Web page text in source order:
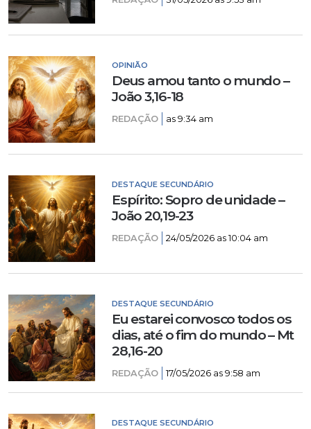
OPINIÃO
Deus amou tanto o mundo –
João 3,16-18
REDAÇÃO as 9:34 am
DESTAQUE SECUNDÁRIO
Espírito: Sopro de unidade –
João 20,19-23
REDAÇÃO 24/05/2026 as 10:04 am
DESTAQUE SECUNDÁRIO
Eu estarei convosco todos os
dias, até o fim do mundo – Mt
28,16-20
REDAÇÃO 17/05/2026 as 9:58 am
DESTAQUE SECUNDÁRIO